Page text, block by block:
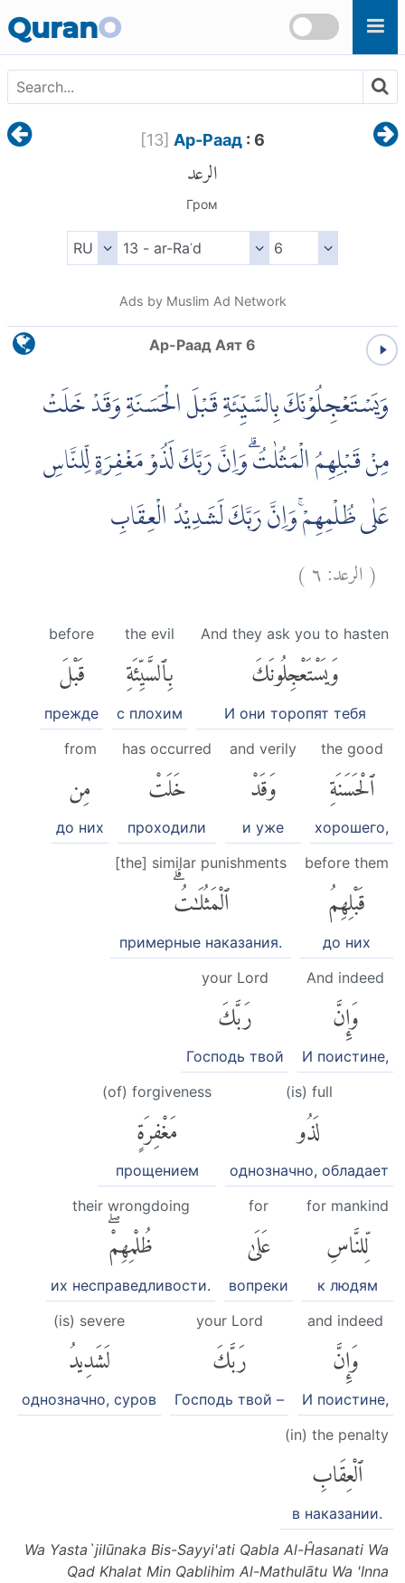
QuranO
[13] Ар-Раад: 6
الرعد
Гром
Ads by Muslim Ad Network
Ар-Раад Аят 6
وَيَسْتَعْجِلُوْنَكَ بِالسَّيِّئَةِ قَبْلَ الْحَسَنَةِ وَقَدْ خَلَتْ
مِنْ قَبْلِهِمُ الْمَثُلٰتُۗ وَاِنَّ رَبَّكَ لَذُوْ مَغْفِرَةٍ لِّلنَّاسِ
عَلٰى ظُلْمِهِمْۚ وَاِنَّ رَبَّكَ لَشَدِيْدُ الْعِقَابِ
(الرعد:٦)
And they ask you to hasten
وَيَسْتَعْجِلُونَكَ
И они торопят тебя
the evil
بِٱلسَّيِّئَةِ
с плохим
before
قَبْلَ
прежде
the good
ٱلْحَسَنَةِ
хорошего,
and verily
وَقَدْ
и уже
has occurred
خَلَتْ
проходили
from
مِن
до них
before them
قَبْلِهِمُ
до них
[the] similar punishments
ٱلْمَثُلَٰتُۗ
примерные наказания.
And indeed
وَإِنَّ
И поистине,
your Lord
رَبَّكَ
Господь твой
(is) full
لَذُو
однозначно, обладает
(of) forgiveness
مَغْفِرَةٍ
прощением
for mankind
لِّلنَّاسِ
к людям
for
عَلَىٰ
вопреки
their wrongdoing
ظُلْمِهِمْۖ
их несправедливости.
and indeed
وَإِنَّ
И поистине,
your Lord
رَبَّكَ
Господь твой –
(is) severe
لَشَدِيدُ
однозначно, суров
(in) the penalty
ٱلْعِقَابِ
в наказании.
Wa Yasta`jilūnaka Bis-Sayyi'ati Qabla Al-Ĥasanati Wa
Qad Khalat Min Qablihim Al-Mathulātu Wa 'Inna